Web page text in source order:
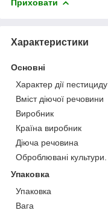
Приховати
Характеристики
Основні
Характер дії пестициду
Вміст діючої речовини
Виробник
Країна виробник
Діюча речовина
Оброблювані культури.
Упаковка
Упаковка
Вага